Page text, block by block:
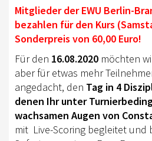
KONTAKT
IMPRESSUM
DATENSCHUTZ
SATZUNG/RECHTSORDNUNG
SPONSOR WERDEN
AUS- UND FORTBILDUNG
Mitglieder der EWU Berlin-
bezahlen für den Kurs
Sonderpreis von 60,00 Euro!
Für den 16.08.2020 möchten
aber für etwas mehr
angedacht, den Tag in 4
denen Ihr unter
wachsamen Augen von
mit Live-Scoring begleitet und